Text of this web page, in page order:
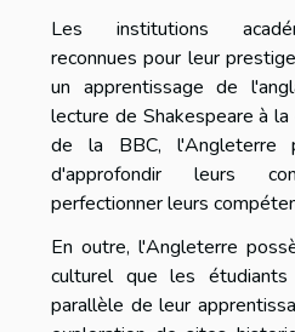
Les institutions
reconnues pour leur
un apprentissage de
lecture de Shakespeare à
de la BBC, l'Angleterre
d'approfondir leurs
perfectionner leurs
En outre, l'Angleterre
culturel que les
parallèle de leur